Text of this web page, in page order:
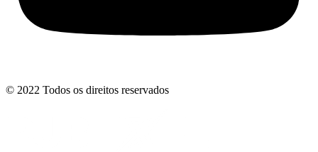
© 2022 Todos os direitos reservados